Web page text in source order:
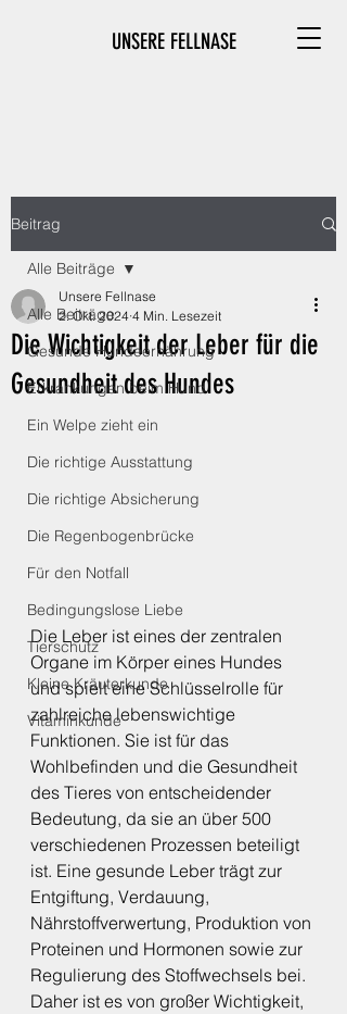
UNSERE FELLNASE
Beitrag
Alle Beiträge
Gesunde Hundeernährung
Erkrankungen beim Hund
Ein Welpe zieht ein
Die richtige Ausstattung
Die richtige Absicherung
Die Regenbogenbrücke
Für den Notfall
Bedingungslose Liebe
Tierschutz
Kleine Kräuterkunde
Vitaminkunde
Alle Beiträge
Die Wichtigkeit der Leber für die
Gesundheit des Hundes
Unsere Fellnase
2. Okt. 2024 4 Min. Lesezeit
Die Leber ist eines der zentralen
Organe im Körper eines Hundes
und spielt eine Schlüsselrolle für
zahlreiche lebenswichtige
Funktionen. Sie ist für das
Wohlbefinden und die Gesundheit
des Tieres von entscheidender
Bedeutung, da sie an über 500
verschiedenen Prozessen beteiligt
ist. Eine gesunde Leber trägt zur
Entgiftung, Verdauung,
Nährstoffverwertung, Produktion von
Proteinen und Hormonen sowie zur
Regulierung des Stoffwechsels bei.
Daher ist es von großer Wichtigkeit,